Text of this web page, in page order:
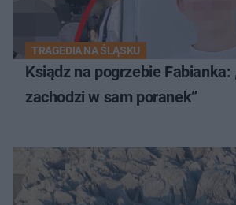
TRAGEDIA NA ŚLĄSKU
Ksiądz na pogrzebie Fabianka:
zachodzi w sam poranek”